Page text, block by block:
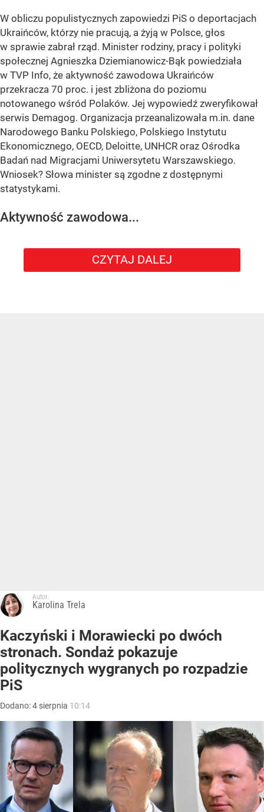
W obliczu populistycznych zapowiedzi PiS o deportacjach
Ukraińców, którzy nie pracują, a żyją w Polsce, głos
w sprawie zabrał rząd. Minister rodziny, pracy i polityki
społecznej Agnieszka Dziemianowicz-Bąk powiedziała
w TVP Info, że aktywność zawodowa Ukraińców
przekracza 70 proc. i jest zbliżona do poziomu
notowanego wśród Polaków. Jej wypowiedź zweryfikował
serwis Demagog. Organizacja przeanalizowała m.in. dane
Narodowego Banku Polskiego, Polskiego Instytutu
Ekonomicznego, OECD, Deloitte, UNHCR oraz Ośrodka
Badań nad Migracjami Uniwersytetu Warszawskiego.
Wniosek? Słowa minister są zgodne z dostępnymi
statystykami.
Aktywność zawodowa...
CZYTAJ DALEJ
Autor:
Karolina Trela
Kaczyński i Morawiecki po dwóch
stronach. Sondaż pokazuje
politycznych wygranych po rozpadzie
PiS
Dodano:4 sierpnia 10:14